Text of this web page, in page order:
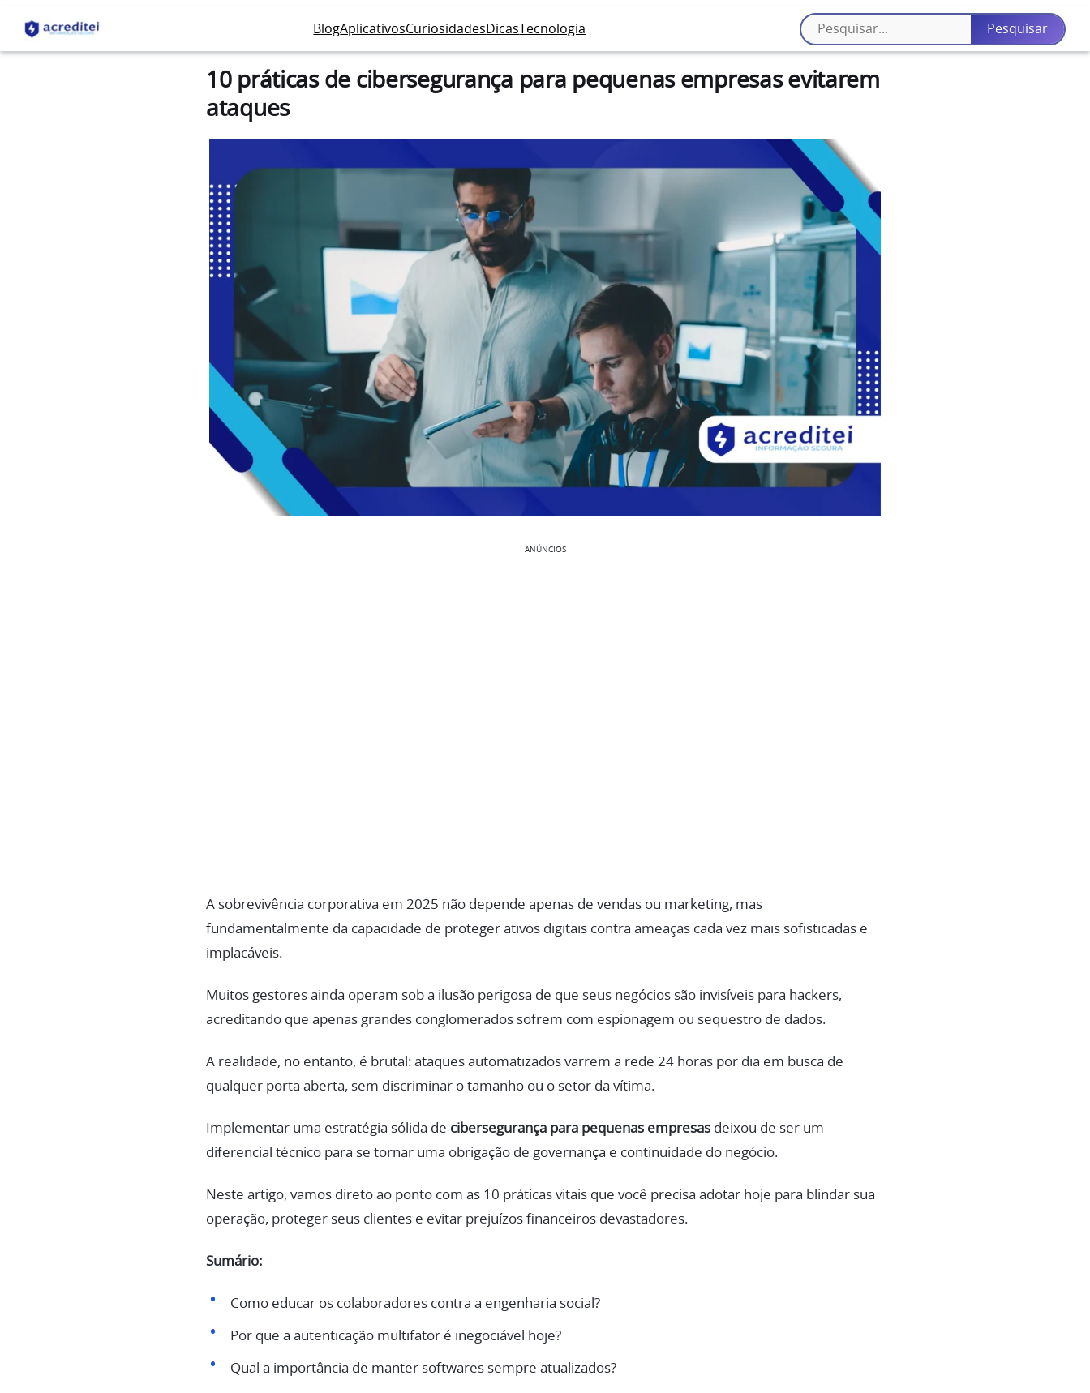
BlogAplicativosCuriosidadesDicasTecnologia
10 práticas de cibersegurança para pequenas empresas evitarem
ataques
ANÚNCIOS
A sobrevivência corporativa em 2025 não depende apenas de vendas ou marketing, mas
fundamentalmente da capacidade de proteger ativos digitais contra ameaças cada vez mais sofisticadas e
implacáveis.
Muitos gestores ainda operam sob a ilusão perigosa de que seus negócios são invisíveis para hackers,
acreditando que apenas grandes conglomerados sofrem com espionagem ou sequestro de dados.
A realidade, no entanto, é brutal: ataques automatizados varrem a rede 24 horas por dia em busca de
qualquer porta aberta, sem discriminar o tamanho ou o setor da vítima.
Implementar uma estratégia sólida de cibersegurança para pequenas empresas deixou de ser um
diferencial técnico para se tornar uma obrigação de governança e continuidade do negócio.
Neste artigo, vamos direto ao ponto com as 10 práticas vitais que você precisa adotar hoje para blindar sua
operação, proteger seus clientes e evitar prejuízos financeiros devastadores.
Sumário:
Como educar os colaboradores contra a engenharia social?
Por que a autenticação multifator é inegociável hoje?
Qual a importância de manter softwares sempre atualizados?